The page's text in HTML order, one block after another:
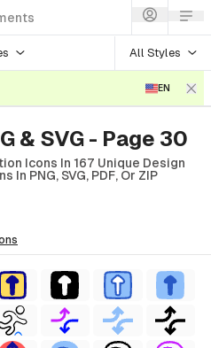
All Styles
EN
& SVG - Page 30
Icons In 167 Unique Design
PNG, SVG, PDF, Or ZIP